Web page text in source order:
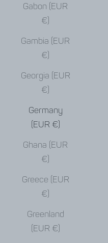
Gabon (EUR
€)
Gambia (EUR
€)
Georgia (EUR
€)
Germany
(EUR €)
Ghana (EUR
€)
Greece (EUR
€)
Greenland
(EUR €)